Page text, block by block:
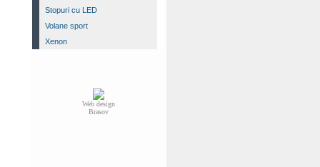
Stopuri cu LED
Volane sport
Xenon
Web design
Brasov